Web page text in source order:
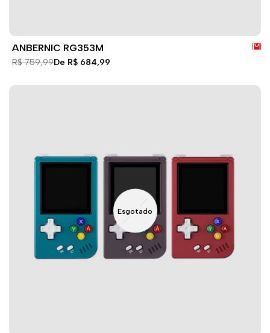
ANBERNIC RG353M
Preço
R$ 759,99Preço
De R$ 684,99
Esgotado